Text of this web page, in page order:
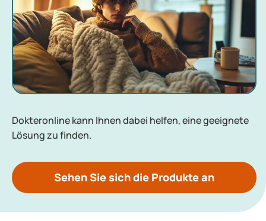
Dokteronline kann Ihnen dabei helfen, eine geeignete
Lösung zu finden.
Sehen Sie sich die Produkte an